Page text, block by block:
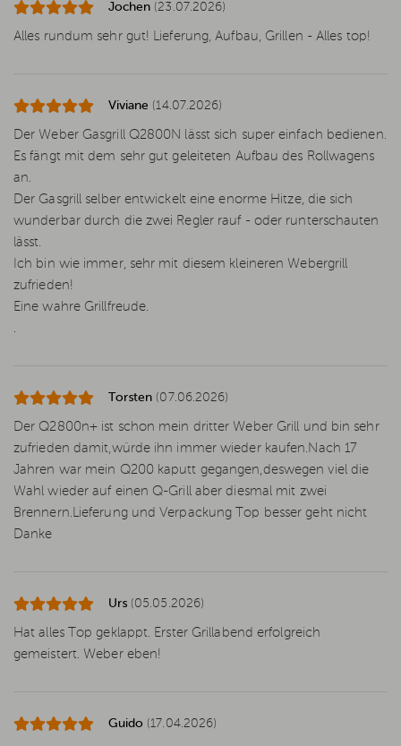
Jochen (23.07.2026)
Alles rundum sehr gut! Lieferung, Aufbau, Grillen - Alles top!
Viviane (14.07.2026)
Der Weber Gasgrill Q2800N lässt sich super einfach bedienen.
Es fängt mit dem sehr gut geleiteten Aufbau des Rollwagens
an.
Der Gasgrill selber entwickelt eine enorme Hitze, die sich
wunderbar durch die zwei Regler rauf - oder runterschauten
lässt.
Ich bin wie immer, sehr mit diesem kleineren Webergrill
zufrieden!
Eine wahre Grillfreude.
.
Torsten (07.06.2026)
Der Q2800n+ ist schon mein dritter Weber Grill und bin sehr
zufrieden damit,würde ihn immer wieder kaufen.Nach 17
Jahren war mein Q200 kaputt gegangen,deswegen viel die
Wahl wieder auf einen Q-Grill aber diesmal mit zwei
Brennern.Lieferung und Verpackung Top besser geht nicht
Danke
Urs (05.05.2026)
Hat alles Top geklappt. Erster Grillabend erfolgreich
gemeistert. Weber eben!
Guido (17.04.2026)